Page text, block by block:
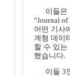
이들은
"Journal of
어떤 기사
계형 데이
할 수 있는
했습니다.
이들 3